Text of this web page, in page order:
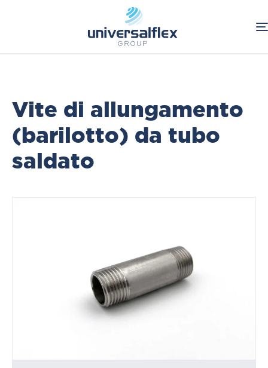
Raccordi Inox
Raccorderia microfusa
Vite di allungamento
(barilotto) da tubo
saldato